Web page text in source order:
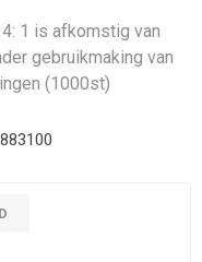
1 is afkomstig van
gebruikmaking van
(1000st)